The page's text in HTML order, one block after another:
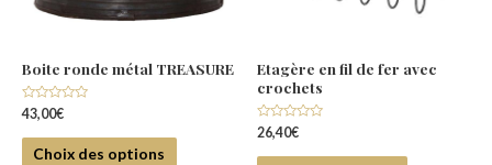
Boite ronde métal TREASURE
Note
0
sur
43,00€
Choix des options
Etagère en fil de fer avec
crochets
Note
0
sur
26,40€